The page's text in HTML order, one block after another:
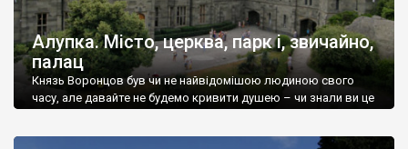
Алупка. Місто, церква, парк і, звичайно,
палац
Князь Воронцов був чи не найвідомішою людиною свого
часу, але давайте не будемо кривити душею – чи знали ви це